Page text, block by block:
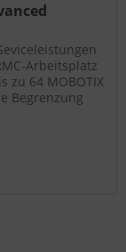
Arbeitsplatz
zu 64 MOBOTIX
Begrenzung